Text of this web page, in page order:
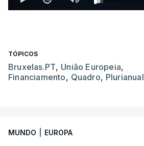
TÓPICOS
Bruxelas.PT, União Europeia,
Financiamento, Quadro, Plurianual
MUNDO EUROPA